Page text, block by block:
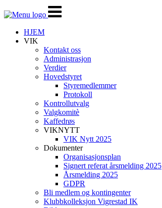
Veksle
navigasjon
HJEM
VIK
Kontakt oss
Administrasjon
Verdier
Hovedstyret
Styremedlemmer
Protokoll
Kontrollutvalg
Valgkomitè
Kaffedrøs
VIKNYTT
VIK Nytt 2025
Dokumenter
Organisasjonsplan
Signert referat årsmelding 2025
Årsmelding 2025
GDPR
Bli medlem og kontingenter
Klubbkolleksjon Vigrestad IK